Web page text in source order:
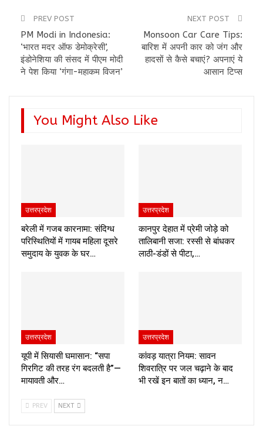
PREV POST
PM Modi in Indonesia:
‘भारत मदर ऑफ डेमोक्रेसी’,
इंडोनेशिया की संसद में पीएम मोदी
ने पेश किया ‘गंगा-महाकम विजन’
NEXT POST
Monsoon Car Care Tips:
बारिश में अपनी कार को जंग और
हादसों से कैसे बचाएं? अपनाएं ये
आसान टिप्स
You Might Also Like
उत्तरप्रदेश
बरेली में गजब कारनामा: संदिग्ध
परिस्थितियों में गायब महिला दूसरे
समुदाय के युवक के घर…
उत्तरप्रदेश
कानपुर देहात में प्रेमी जोड़े को
तालिबानी सजा: रस्सी से बांधकर
लाठी-डंडों से पीटा,…
उत्तरप्रदेश
यूपी में सियासी घमासान: “सपा
गिरगिट की तरह रंग बदलती है”—
मायावती और…
उत्तरप्रदेश
कांवड़ यात्रा नियम: सावन
शिवरात्रि पर जल चढ़ाने के बाद
भी रखें इन बातों का ध्यान, न…
PREV NEXT